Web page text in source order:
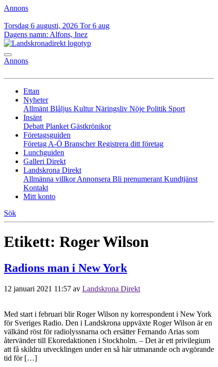
Annons
Torsdag 6 augusti, 2026 Tor 6 aug
Dagens namn: Alfons, Inez
Annons
Ettan
Nyheter
Allmänt Blåljus KulturNäringsliv Nöje Politik Sport
Insänt
Debatt Planket Gästkrönikor
Företagsguiden
Företag A-Ö BranscherRegistrera ditt företag
Lunchguiden
Galleri Direkt
Landskrona Direkt
Allmänna villkorAnnonsera Bli prenumerant Kundtjänst
Kontakt
Mitt konto
Sök
Etikett: Roger Wilson
Radions man i New York
12 januari 2021 11:57 av Landskrona Direkt
Med start i februari blir Roger Wilson ny korrespondent i New York
för Sveriges Radio. Den i Landskrona uppväxte Roger Wilson är en
välkänd röst för radiolyssnarna och ersätter Fernando Arias som
återvänder till Ekoredaktionen i Stockholm. – Det är ett privilegium
att få skildra utvecklingen under en så här utmanande och avgörande
tid för […]